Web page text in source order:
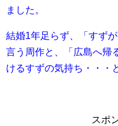
ました。
結婚1年足らず、「すず
言う周作と、「広島へ帰
けるすずの気持ち・・・
スポ